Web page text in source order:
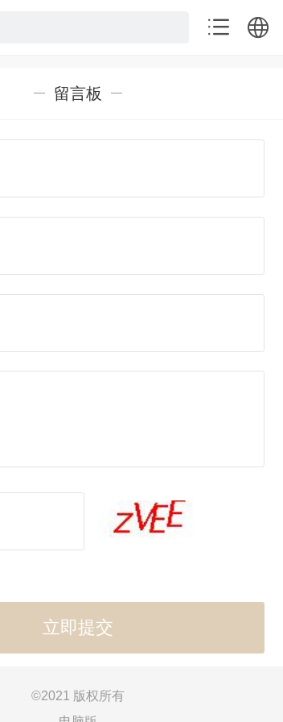
留言板
©2021 版权所有